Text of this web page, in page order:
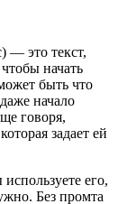
— это текст,
начать
быть что
начало
говоря,
задает ей
его,
Без промта